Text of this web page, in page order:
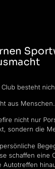
besteht
aus Menschen.
nicht nur
sondern die
schaffen eine
Autotreffen